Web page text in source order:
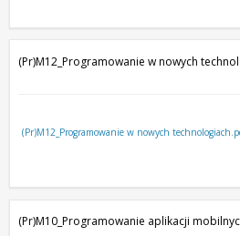
(Pr)M12_Programowanie w nowych
(Pr)M12_Programowanie w nowych
(Pr)M10_Programowanie aplikacji